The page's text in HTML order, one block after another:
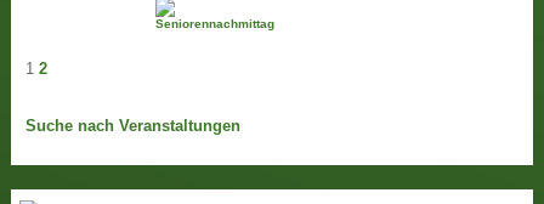
1 2
Suche nach Veranstaltungen